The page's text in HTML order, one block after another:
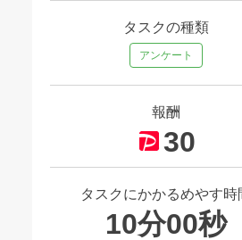
タスクの種類
アンケート
報酬
30
タスクにかかるめやす時
10分00秒